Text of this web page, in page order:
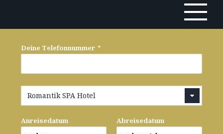
Deine Telefonnummer *
Romantik SPA Hotel
Anreisedatum Abreisedatum